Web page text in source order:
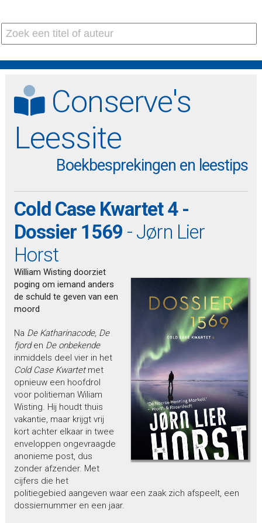
Conserve's
Leessite
Boekbesprekingen en leestips
Cold Case Kwartet 4 -
Dossier 1569 - Jørn Lier
Horst
William Wisting doorziet
poging om iemand anders
de schuld te geven van een
moord
Na De Katharinacode, De
fjorden De onbekende
inmiddels deel vier in het
Cold Case Kwartetmet
opnieuw een hoofdrol
voor politieman Wiliam
Wisting. Hij houdt thuis
vakantie, maar krijgt vrij
kort achter elkaar in twee
enveloppen ongevraagde
anonieme post, dus
zonder afzender. Met
cijfers die het
politiegebied aangeven waar een zaak zich afspeelt, een
dossiernummer en een jaar.